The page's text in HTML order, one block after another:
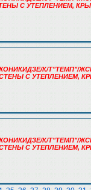
С УТЕПЛЕНИЕМ,
К/Т"ТЕМП"/
С УТЕПЛЕНИЕМ,
К/Т"ТЕМП"/
С УТЕПЛЕНИЕМ,